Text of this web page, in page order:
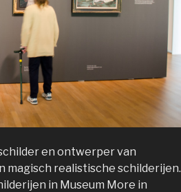
en ontwerper van
magisch realistische schilderijen.
in Museum More in